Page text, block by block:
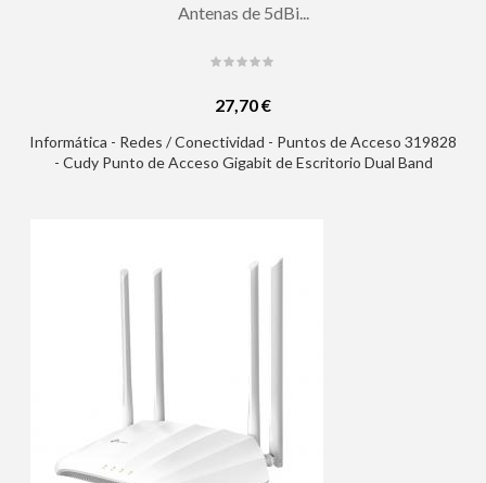
Antenas de 5dBi...
27,70 €
Informática - Redes / Conectividad - Puntos de Acceso 319828
- Cudy Punto de Acceso Gigabit de Escritorio Dual Band